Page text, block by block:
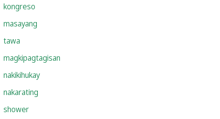
kongreso
masayang
tawa
magkipagtagisan
nakikihukay
nakarating
shower